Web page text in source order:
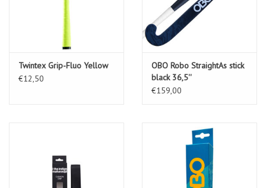
Twintex Grip-Fluo Yellow
€12,50
OBO Robo StraightAs stick
black 36,5''
€159,00